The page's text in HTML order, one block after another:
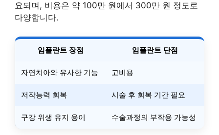
요되며, 비용은 약 100만 원에서 300만 원 정도로
다양합니다.
임플란트 장점 임플란트 단점
자연치아와 유사한 기능 고비용
저작능력 회복 시술 후 회복 기간 필요
구강 위생 유지 용이 수술과정의 부작용 가능성